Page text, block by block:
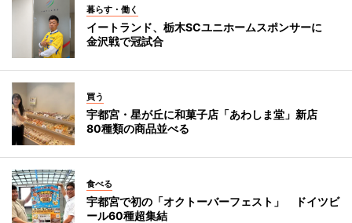
暮らす・働く
イートランド、栃木SCユニホームスポンサーに
金沢戦で冠試合
買う
宇都宮・星が丘に和菓子店「あわしま堂」新店
80種類の商品並べる
食べる
宇都宮で初の「オクトーバーフェスト」 ドイツビ
ール60種超集結